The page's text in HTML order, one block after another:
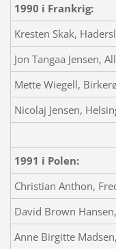
1990 i Frankrig:
Kresten Skak,
Jon Tangaa Jensen,
Mette Wiegell,
Nicolaj Jensen,
1991 i Polen:
Christian Anthon,
David Brown
Anne Birgitte